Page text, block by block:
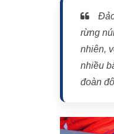
rừng
nhiên,
nhiều
đoàn